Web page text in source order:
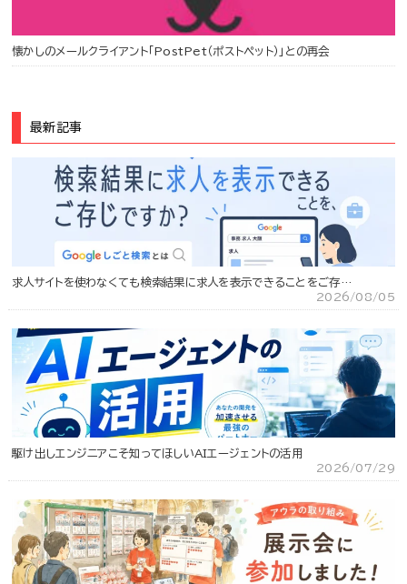
懐かしのメールクライアント「PostPet（ポストペット）」との再会
最新記事
求人サイトを使わなくても検索結果に求人を表示できることをご存…
2026/08/05
駆け出しエンジニアこそ知ってほしいAIエージェントの活用
2026/07/29